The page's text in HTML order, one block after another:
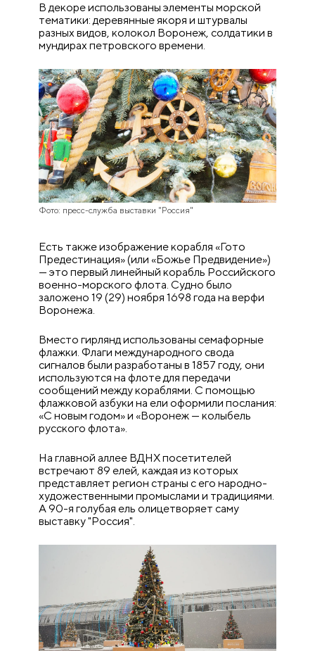
В декоре использованы элементы морской
тематики: деревянные якоря и штурвалы
разных видов, колокол Воронеж, солдатики в
мундирах петровского времени.
Фото: пресс-служба выставки "Россия"
Есть также изображение корабля «Гото
Предестинация» (или «Божье Предвидение»)
— это первый линейный корабль Российского
военно-морского флота. Судно было
заложено 19 (29) ноября 1698 года на верфи
Воронежа.
Вместо гирлянд использованы семафорные
флажки. Флаги международного свода
сигналов были разработаны в 1857 году, они
используются на флоте для передачи
сообщений между кораблями. С помощью
флажковой азбуки на ели оформили послания:
«С новым годом» и «Воронеж — колыбель
русского флота».
На главной аллее ВДНХ посетителей
встречают 89 елей, каждая из которых
представляет регион страны с его народно-
художественными промыслами и традициями.
А 90-я голубая ель олицетворяет саму
выставку "Россия".